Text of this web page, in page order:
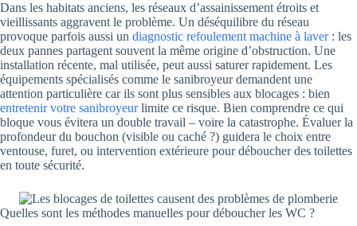
Dans les habitats anciens, les réseaux d’assainissement étroits et
vieillissants aggravent le problème. Un déséquilibre du réseau
provoque parfois aussi un diagnostic refoulement machine à laver: les
deux pannes partagent souvent la même origine d’obstruction. Une
installation récente, mal utilisée, peut aussi saturer rapidement. Les
équipements spécialisés comme le sanibroyeur demandent une
attention particulière car ils sont plus sensibles aux blocages : bien
entretenir votre sanibroyeurlimite ce risque. Bien comprendre ce qui
bloque vous évitera un double travail – voire la catastrophe. Évaluer la
profondeur du bouchon (visible ou caché ?) guidera le choix entre
ventouse, furet, ou intervention extérieure pour déboucher des toilettes
en toute sécurité.
Quelles sont les méthodes manuelles pour déboucher les WC ?